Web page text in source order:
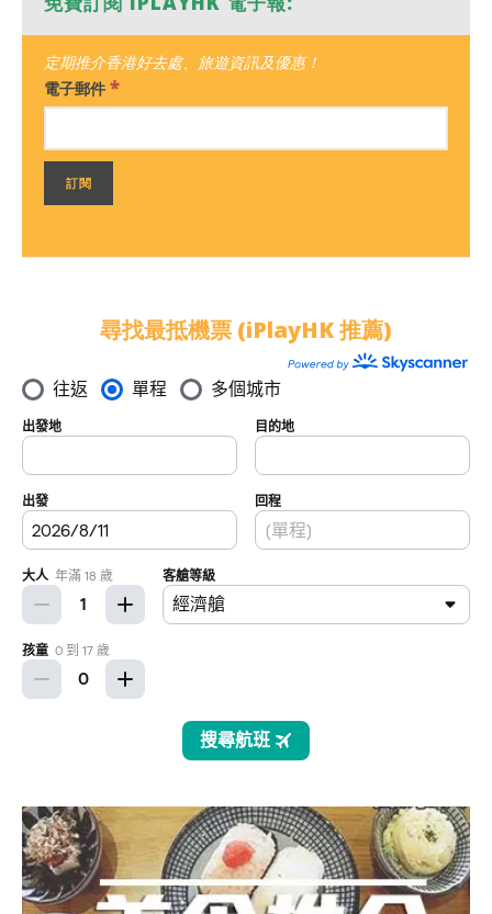
定期推介香港好去處、旅遊資訊及優惠！
電子郵件 *
尋找最抵機票 (iPlayHK 推薦)